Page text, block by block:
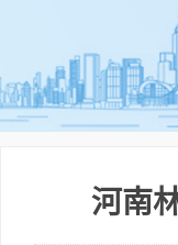
河南